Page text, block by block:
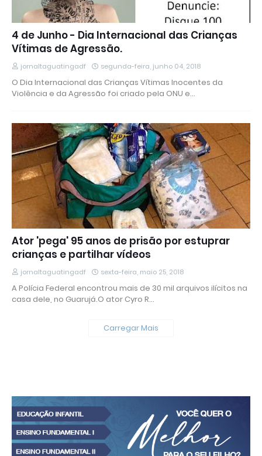
4 de Junho - Dia Internacional das Crianças
Vítimas de Agressão.
jornaltaguatingadf segunda-feira, junho 04, 2018
O Dia Internacional das Crianças Vítimas Inocentes da
Violência e da Agressão foi criado pela ONU e…
Ator 'pega' 95 anos de prisão por estuprar
crianças e partilhar vídeos
jornaltaguatingadf sexta-feira, maio 25, 2018
A Polícia Federal encontrou mais de 30 mil arquivos ilícitos na
casa dele, no Guarujá.O ator Cyro R…
Carregar Mais